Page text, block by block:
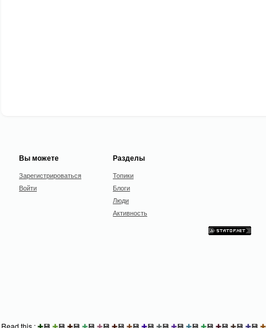
Вы можете
Зарегистрироваться
Войти
Разделы
Топики
Блоги
Люди
Активность
Read this :✚💾 ✚💾 ✚💾 ✚💾 ✚💾 ✚💾 ✚💾 ✚💾 ✚💾 ✚💾 ✚💾 ✚💾 ✚💾 ✚💾 ✚💾 ✚